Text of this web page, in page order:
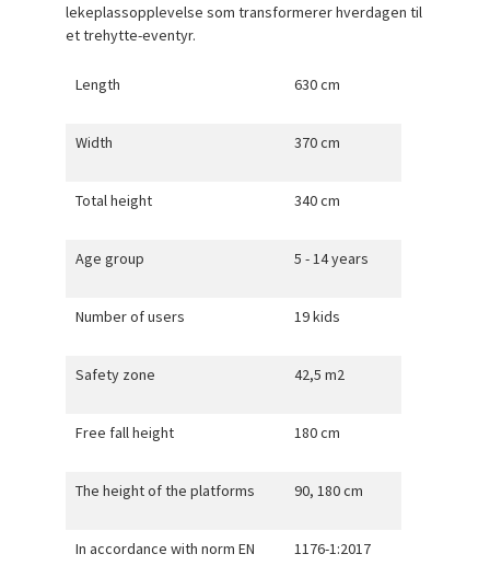
lekeplassopplevelse som transformerer hverdagen til
et trehytte-eventyr.
Length 630 cm
Width 370 cm
Total height 340 cm
Age group 5 - 14 years
Number of users 19 kids
Safety zone 42,5 m2
Free fall height 180 cm
The height of the platforms 90, 180 cm
In accordance with norm EN 1176-1:2017